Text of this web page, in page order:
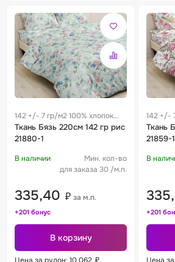
142 +/- 7 гр/м2 100% хлопок
0.29 м
Ткань Бязь 220см 142 гр рис
21880-1
В наличии
Мин. кол-во
для заказа 30 /м.п.
335,40 ₽ за м.п.
+201 бонус
В корзину
142 +/-
0.29 м
Ткань
21859-1
В
+201